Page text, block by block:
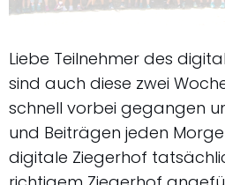
Liebe Teilnehmer des
sind auch diese zwei
schnell vorbei gegangen
und Beiträgen jeden
digitale Ziegerhof